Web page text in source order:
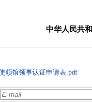
中华人民共
领馆领事认证申请表.pdf